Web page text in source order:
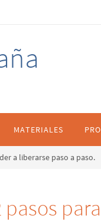
MATERIALES
a liberarse paso a paso.